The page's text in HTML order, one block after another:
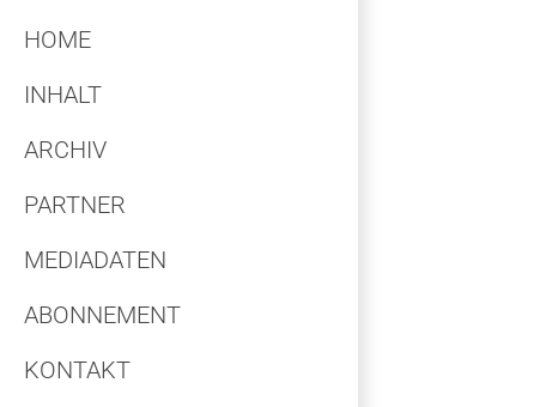
HOME
INHALT
ARCHIV
PARTNER
MEDIADATEN
ABONNEMENT
KONTAKT